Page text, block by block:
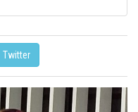
Twitter